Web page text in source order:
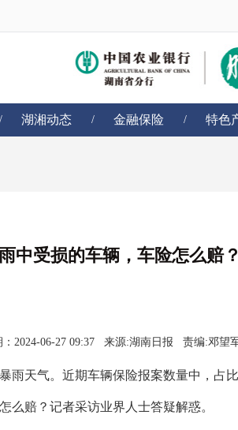
/ 湖湘动态 / 金融保险 / 特色
中受损的车辆，车险怎么赔？
：2024-06-27 09:37 来源:湖南日报 责编:邓望
雨天气。近期车辆保险报案数量中，占
么赔？记者采访业界人士答疑解惑。